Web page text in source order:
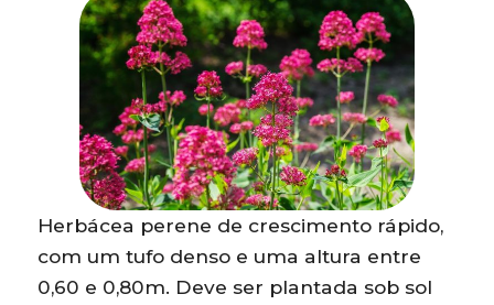
Herbácea perene de crescimento rápido,
com um tufo denso e uma altura entre
0,60 e 0,80m. Deve ser plantada sob sol